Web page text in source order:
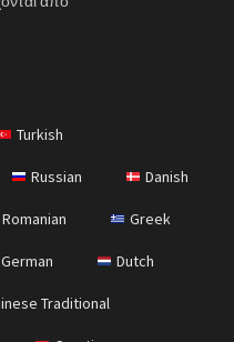
Turkish
Russian Danish
Romanian Greek
German Dutch
Traditional